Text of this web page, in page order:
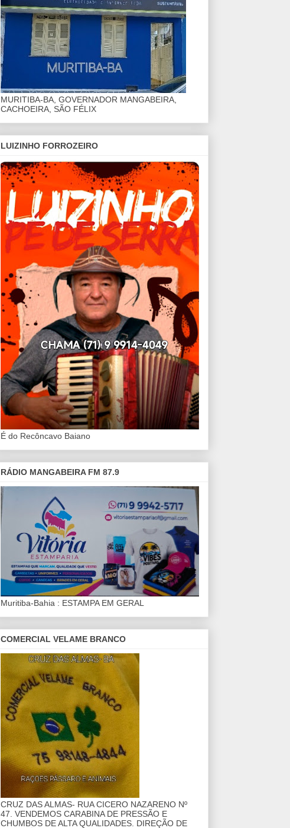
MURITIBA-BA, GOVERNADOR MANGABEIRA,
CACHOEIRA, SÃO FÉLIX
LUIZINHO FORROZEIRO
É do Recôncavo Baiano
RÁDIO MANGABEIRA FM 87.9
Muritiba-Bahia : ESTAMPA EM GERAL
COMERCIAL VELAME BRANCO
CRUZ DAS ALMAS- RUA CICERO NAZARENO Nº
47. VENDEMOS CARABINA DE PRESSÃO E
CHUMBOS DE ALTA QUALIDADES. DIREÇÃO DE